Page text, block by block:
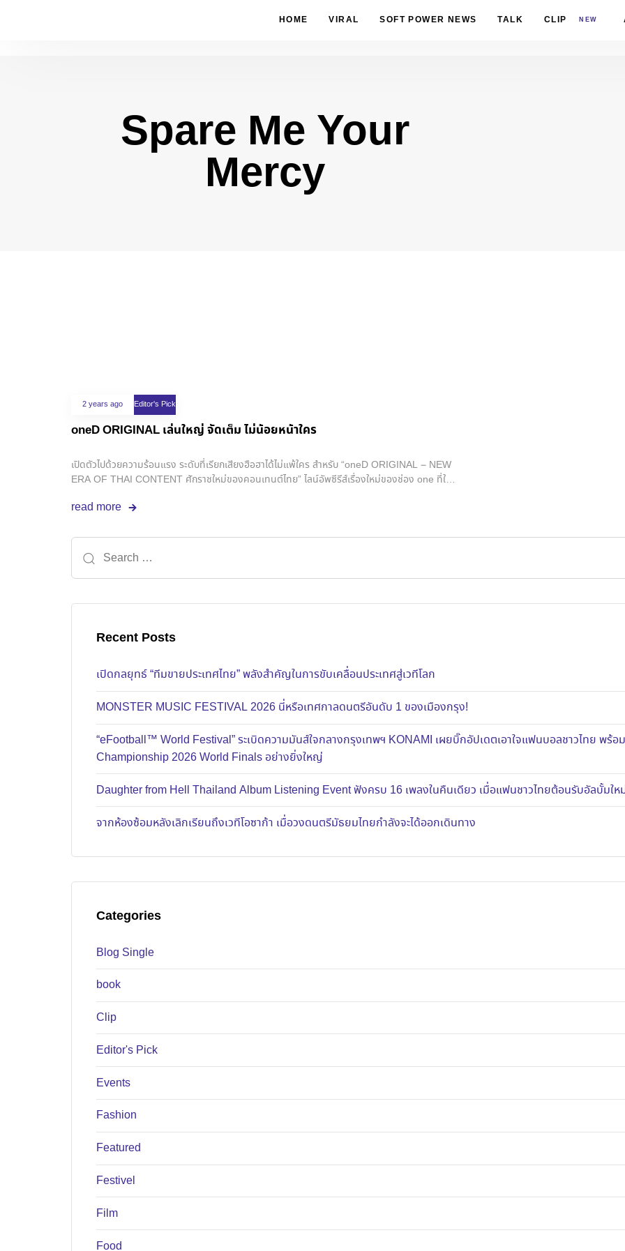
HOME VIRAL SOFT POWER NEWS TALK CLIP NEW
Spare Me Your
Mercy
2 years ago Editor's Pick
oneD ORIGINAL เล่นใหญ่ จัดเต็ม ไม่น้อยหน้าใคร
เปิดตัวไปด้วยความร้อนแรง ระดับที่เรียกเสียงฮือฮาได้ไม่แพ้ใคร สำหรับ “oneD ORIGINAL – NEW
ERA OF THAI CONTENT ศักราชใหม่ของคอนเทนต์ไทย” ไลน์อัพซีรีส์เรื่องใหม่ของช่อง one ที่ในปี
ไทยให้ไปอีกระดับ
read more
Recent Posts
เปิดกลยุทธ์ “ทีมขายประเทศไทย” พลังสำคัญในการขับเคลื่อนประเทศสู่เวทีโลก
MONSTER MUSIC FESTIVAL 2026 นี่หรือเทศกาลดนตรีอันดับ 1 ของเมืองกรุง!
“eFootball™ World Festival” ระเบิดความมันส์ใจกลางกรุงเทพฯ KONAMI เผยบิ๊กอัปเดตเอาใจแฟนบอลชาวไทย พ
Championship 2026 World Finals อย่างยิ่งใหญ่
Daughter from Hell Thailand Album Listening Event ฟังครบ 16 เพลงในคืนเดียว เมื่อแฟนชาวไทยต้อนรับอัลบั้มใ
จากห้องซ้อมหลังเลิกเรียนถึงเวทีโอซาก้า เมื่อวงดนตรีมัธยมไทยกำลังจะได้ออกเดินทาง
Categories
Blog Single
book
Clip
Editor's Pick
Events
Fashion
Featured
Festivel
Film
Food